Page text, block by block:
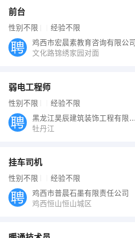
前台
性别不限 经验不限
鸡西市宏晨素教育咨询有限公司
文化路锦绣家园对面
弱电工程师
性别不限 经验不限
黑龙江昊辰建筑装饰工程有限公司
牡丹江
挂车司机
性别不限 经验不限
鸡西市普晨石墨有限责任公司
鸡西恒山恒山城区